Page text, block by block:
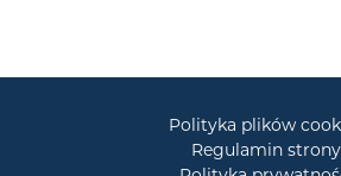
Polityka plików
Regulamin strony